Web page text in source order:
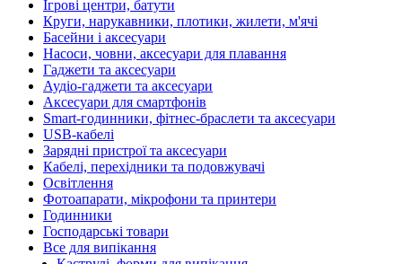
Ігрові центри, батути
Круги, нарукавники, плотики, жилети, м'ячі
Басейни і аксесуари
Насоси, човни, аксесуари для плавання
Гаджети та аксесуари
Аудіо-гаджети та аксесуари
Аксесуари для смартфонів
Smart-годинники, фітнес-браслети та аксесуари
USB-кабелі
Зарядні пристрої та аксесуари
Кабелі, перехідники та подовжувачі
Освітлення
Фотоапарати, мікрофони та принтери
Годинники
Господарські товари
Все для випікання